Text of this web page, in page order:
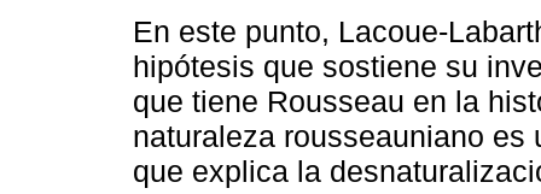
En este punto, Lacoue-
hipótesis que sostiene su
que tiene Rousseau en la
naturaleza rousseauniano es
que explica la